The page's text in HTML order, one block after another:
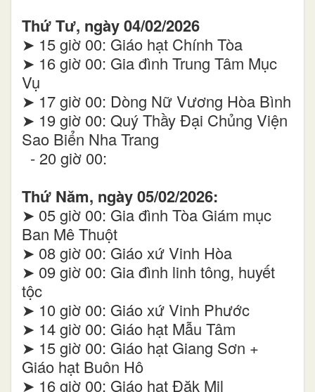
Thứ Tư, ngày 04/02/2026
➤ 15 giờ 00: Giáo hạt Chính Tòa
➤ 16 giờ 00: Gia đình Trung Tâm Mục
Vụ
➤ 17 giờ 00: Dòng Nữ Vương Hòa Bình
➤ 19 giờ 00: Quý Thầy Đại Chủng Viện
Sao Biển Nha Trang
- 20 giờ 00:
Thứ Năm, ngày 05/02/2026:
➤ 05 giờ 00: Gia đình Tòa Giám mục
Ban Mê Thuột
➤ 08 giờ 00: Giáo xứ Vinh Hòa
➤ 09 giờ 00: Gia đình linh tông, huyết
tộc
➤ 10 giờ 00: Giáo xứ Vinh Phước
➤ 14 giờ 00: Giáo hạt Mẫu Tâm
➤ 15 giờ 00: Giáo hạt Giang Sơn +
Giáo hạt Buôn Hô
➤ 16 giờ 00: Giáo hạt Đăk Mil